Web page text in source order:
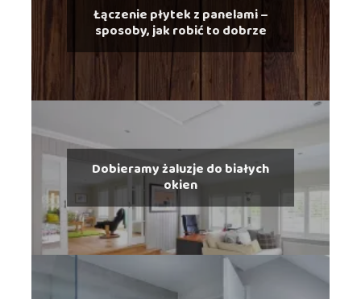
Łączenie płytek z panelami –
sposoby, jak robić to dobrze
Dobieramy żaluzje do białych
okien